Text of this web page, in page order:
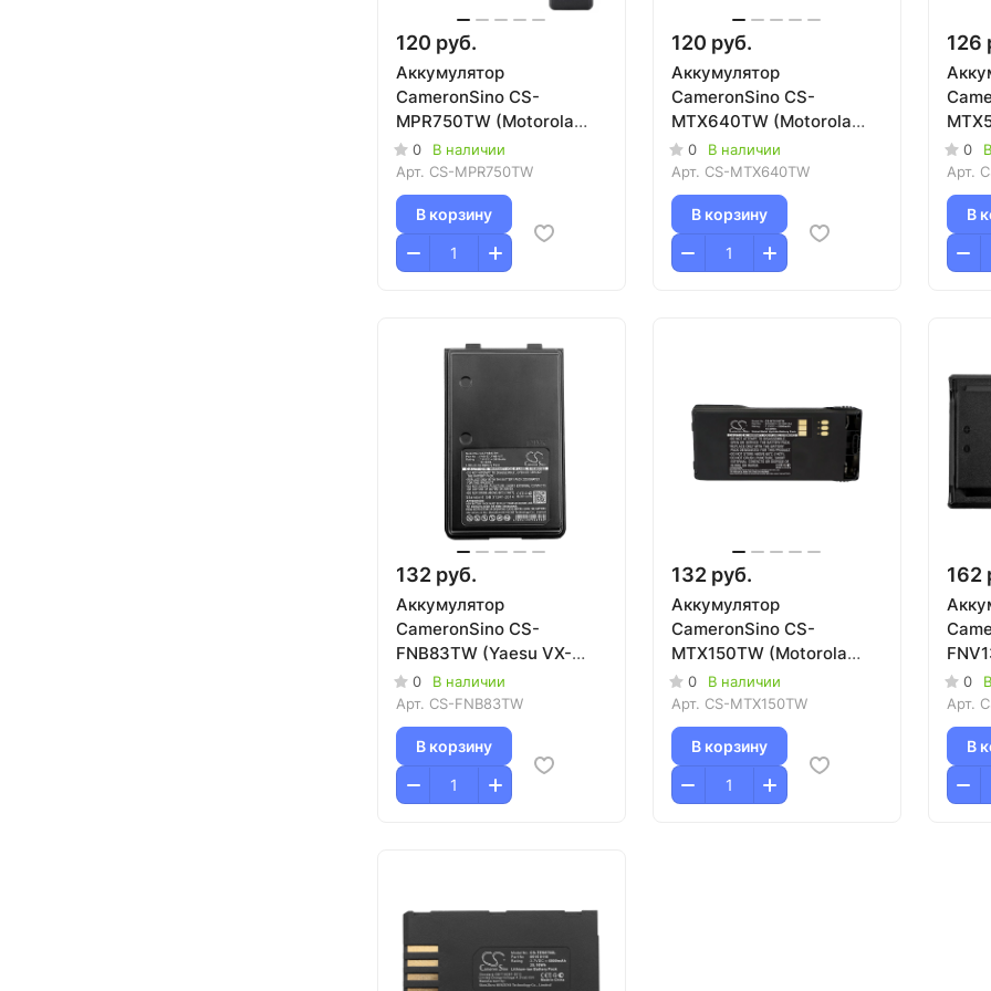
120 руб.
Аккумулятор
CameronSino CS-
MPR750TW (Motorola
DP4000/DP4400/DP4401/DP4600/XPR3300/XPR3500/XPR700)
0
В наличии
Арт. CS-MPR750TW
В корзину
120 руб.
Аккумулятор
CameronSino CS-
MTX640TW (Motorola
TRBO XPR6300 ,
DP3400/3600)
0
В наличии
Арт. CS-MTX640TW
В корзину
126
0
Арт.
В
132 руб.
Аккумулятор
CameronSino CS-
FNB83TW (Yaesu VX-
110/VX-160/VX-170/VX-
210A/VX-410/VX-420)
0
В наличии
Арт. CS-FNB83TW
В корзину
132 руб.
Аккумулятор
CameronSino CS-
MTX150TW (Motorola
MT1500/PR1500/XTS1500/XTS2500)
0
В наличии
Арт. CS-MTX150TW
В корзину
162
VX-
234/
0
Арт.
В